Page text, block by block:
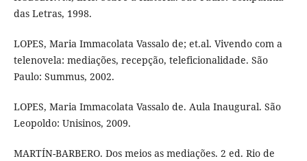
das Letras, 1998.
LOPES, Maria Immacolata Vassalo de; et.al. Vivendo com a
telenovela: mediações, recepção, teleficionalidade. São
Paulo: Summus, 2002.
LOPES, Maria Immacolata Vassalo de. Aula Inaugural. São
Leopoldo: Unisinos, 2009.
MARTÍN-BARBERO. Dos meios as mediações. 2 ed. Rio de